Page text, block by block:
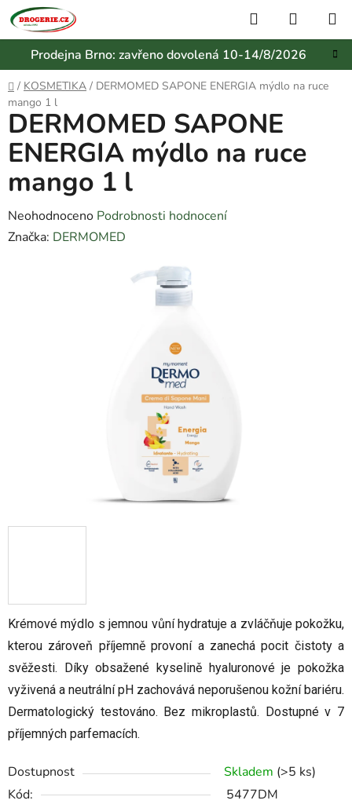
Přejít
na
obsah
Prodejna Brno: zavřeno dovolená 10-14/8/2026
Hledat
KOŠÍK
Domů
/ KOSMETIKA / DERMOMED SAPONE ENERGIA mýdlo na ruce
mango 1 l
Krémové mýdlo s jemnou vůní hydratuje a zvláčňuje pokožku,
kterou zároveň příjemně provoní a zanechá pocit čistoty a
svěžesti. Díky obsažené kyselině hyaluronové je pokožka
vyživená a neutrální pH zachovává neporušenou kožní bariéru.
Dermatologický testováno. Bez mikroplastů. Dostupné v 7
příjemných parfemacích.
Dostupnost Skladem (>5 ks)
Kód:
5477DM
DERMOMED SAPONE
ENERGIA mýdlo na ruce
mango 1 l
Průměrné
hodnocení
Neohodnoceno Podrobnosti hodnocení
Značka: DERMOMED